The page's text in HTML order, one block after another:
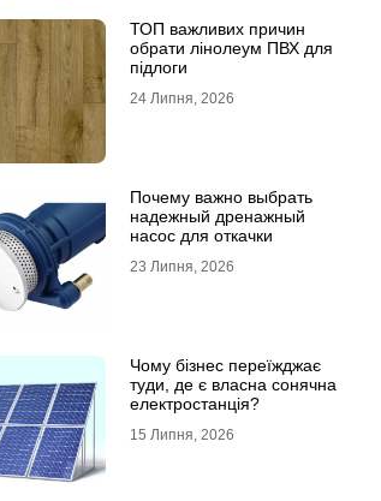
ТОП важливих причин
обрати лінолеум ПВХ для
підлоги
24 Липня, 2026
Почему важно выбрать
надежный дренажный
насос для откачки
23 Липня, 2026
Чому бізнес переїжджає
туди, де є власна сонячна
електростанція?
15 Липня, 2026